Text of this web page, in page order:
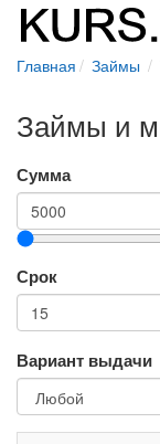
Главная Займы
Займы и
Сумма
Срок
Вариант выдачи